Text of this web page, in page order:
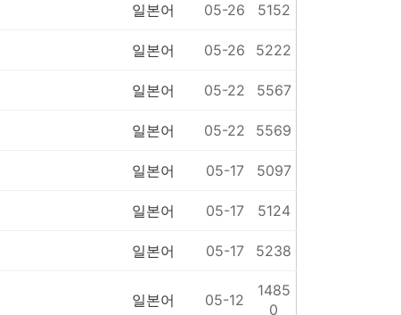
일본어 05-26 5152
일본어 05-26 5222
일본어 05-22 5567
일본어 05-22 5569
일본어 05-17 5097
일본어 05-17 5124
일본어 05-17 5238
일본어 05-12
1485
0